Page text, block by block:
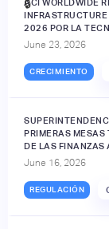
ACI WORLDWIDE
2026 POR LA
June 23, 2026
CRECIMIENTO
🔒
PRIMERAS MESAS
DE LAS FINANZAS
June 16, 2026
REGULACIÓN